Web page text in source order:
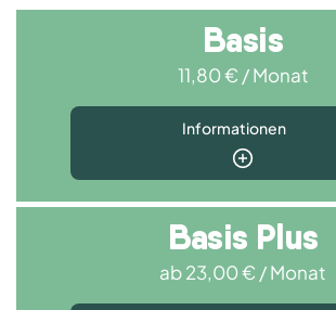
Basis
11,80 € / Monat
Informationen
Allgemeine Leistungen
Kostenübernahme
Basis Plus
ab 23,00 € / Monat